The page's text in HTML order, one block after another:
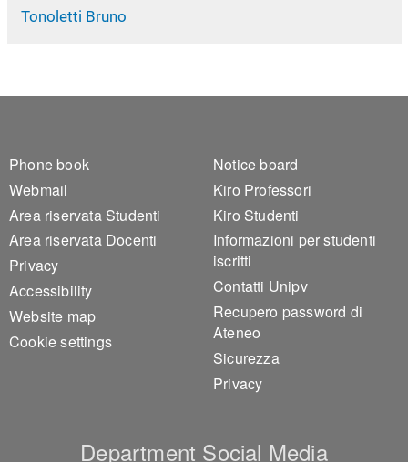
Tonoletti Bruno
Footer 1
Phone book
Webmail
Area riservata Studenti
Area riservata Docenti
Privacy
Accessibility
Website map
Cookie settings
Footer 2
Notice board
Kiro Professori
Kiro Studenti
Informazioni per studenti
iscritti
Contatti Unipv
Recupero password di
Ateneo
Sicurezza
Privacy
Department Social Media